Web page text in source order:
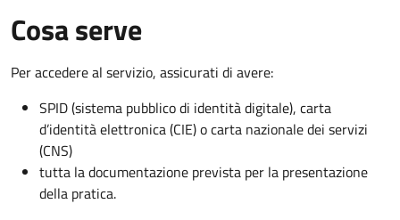
Cosa serve
Per accedere al servizio, assicurati di avere:
SPID (sistema pubblico di identità digitale), carta
d’identità elettronica (CIE) o carta nazionale dei servizi
(CNS)
tutta la documentazione prevista per la presentazione
della pratica.